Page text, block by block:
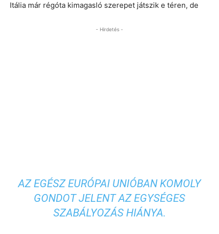
Itália már régóta kimagasló szerepet játszik e téren, de
- Hirdetés -
AZ EGÉSZ EURÓPAI UNIÓBAN KOMOLY
GONDOT JELENT AZ EGYSÉGES
SZABÁLYOZÁS HIÁNYA.